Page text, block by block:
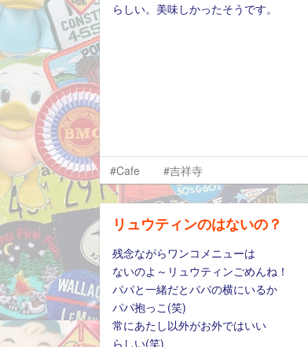
らしい。美味しかったそうです。
#Cafe #吉祥寺
リュウティンのはないの？
残念ながらワンコメニューは
ないのよ～リュウティンごめんね！
パパと一緒だとパパの横にいるか
パパ抱っこ(笑)
常にあたし以外がお外ではいい
らしい(笑)